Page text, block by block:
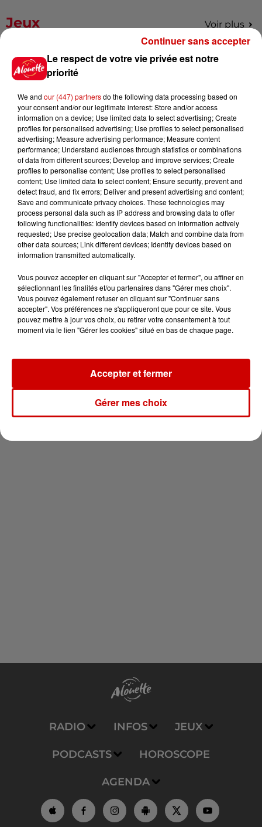
Jeux Voir plus
Gagnez vos places pour le
Festival du Roi Arthur 2026 !
Gagnez vos entrées pour le
Musée du Sport Automobile au
Mans !
Alouette vous invite à
Futuroscope Xperiences !
Le Duel - Gagnez votre balade
en jet ski !
Newsletter
RADIO INFOS JEUX
PODCASTS HOROSCOPE
AGENDA
Le respect de votre vie privée est notre
priorité
We and our (447) partnersdo the following data processing based on
your consent and/or our legitimate interest: Store and/or access
information on a device; Use limited data to select advertising; Create
profiles for personalised advertising; Use profiles to select personalised
advertising; Measure advertising performance; Measure content
performance; Understand audiences through statistics or combinations
of data from different sources; Develop and improve services; Create
profiles to personalise content; Use profiles to select personalised
content; Use limited data to select content; Ensure security, prevent and
detect fraud, and fix errors; Deliver and present advertising and content;
Save and communicate privacy choices. These technologies may
process personal data such as IP address and browsing data to offer
following functionalities: Identify devices based on information actively
requested; Use precise geolocation data; Match and combine data from
other data sources; Link different devices; Identify devices based on
information transmitted automatically.
Vous pouvez accepter en cliquant sur "Accepter et fermer", ou affiner en
sélectionnant les finalités et/ou partenaires dans "Gérer mes choix".
Vous pouvez également refuser en cliquant sur "Continuer sans
accepter". Vos préférences ne s'appliqueront que pour ce site. Vous
pouvez mettre à jour vos choix, ou retirer votre consentement à tout
moment via le lien "Gérer les cookies" situé en bas de chaque page.
Gérer mes choix
Accepter et fermer
Continuer sans accepter